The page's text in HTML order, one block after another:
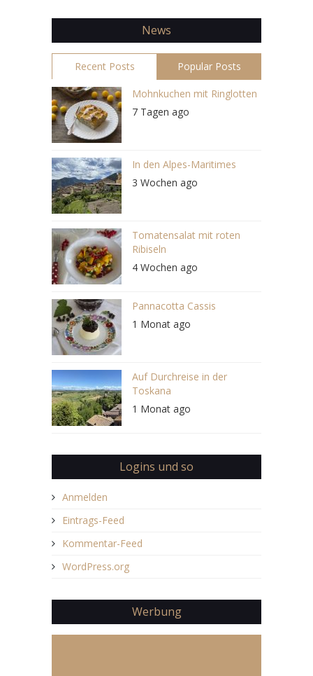
News
Recent Posts Popular Posts
Mohnkuchen mit Ringlotten
7 Tagen ago
In den Alpes-Maritimes
3 Wochen ago
Tomatensalat mit roten
Ribiseln
4 Wochen ago
Pannacotta Cassis
1 Monat ago
Auf Durchreise in der
Toskana
1 Monat ago
Logins und so
Anmelden
Eintrags-Feed
Kommentar-Feed
WordPress.org
Werbung